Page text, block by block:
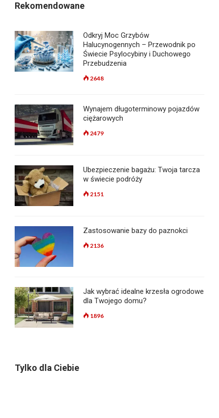
Rekomendowane
Odkryj Moc Grzybów
Halucynogennych – Przewodnik po
Świecie Psylocybiny i Duchowego
Przebudzenia
2648
Wynajem długoterminowy pojazdów
ciężarowych
2479
Ubezpieczenie bagażu: Twoja tarcza
w świecie podróży
2151
Zastosowanie bazy do paznokci
2136
Jak wybrać idealne krzesła ogrodowe
dla Twojego domu?
1896
Tylko dla Ciebie